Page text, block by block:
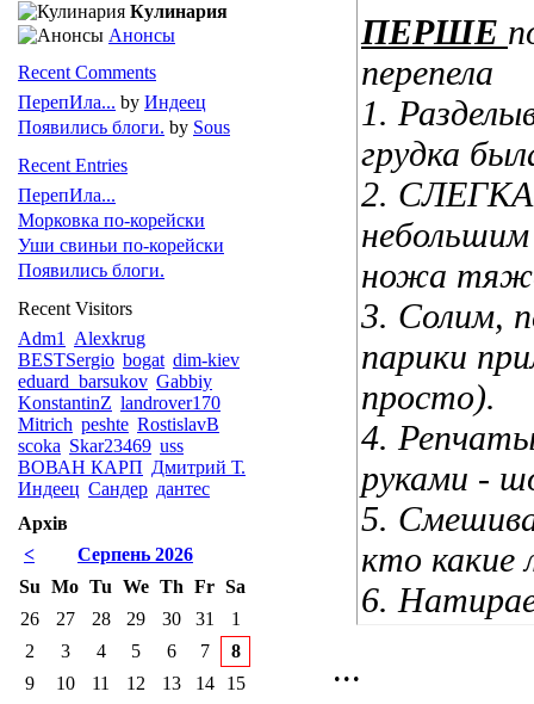
ПЕРШЕ
перепела
1.
грудка
2. СЛЕГКА
ножа
3. Солим,
парики
просто).
4.
руками -
5.
кто какие
6.
...
Кулинария
Анонсы
Recent Comments
ПерепИла... by Индеец
Появились блоги. by Sous
Recent Entries
ПерепИла...
Морковка по-корейски
Уши свиньи по-корейски
Появились блоги.
Recent Visitors
Adm1
Alexkrug
BESTSergio bogat dim-kiev
eduard_barsukov Gabbiy
KonstantinZ landrover170
Mitrich peshte RostislavB
scoka Skar23469 uss
ВОВАН КАРП Дмитрий Т.
Индеец Сандер дантес
Архів
<
Серпень 2026
Su Mo Tu We Th Fr Sa
26
27 28 29 30 31
1
2
3 4 5 6 7
8
9
10 11 12 13 14
15